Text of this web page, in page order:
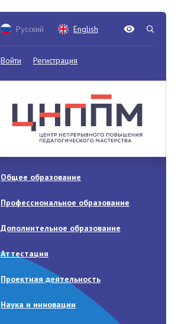
Русский English
Войти Регистрация
Общее образование
Профессиональное образование
Дополнительное образование
Аттестация
Проектная деятельность
Наука и инновации